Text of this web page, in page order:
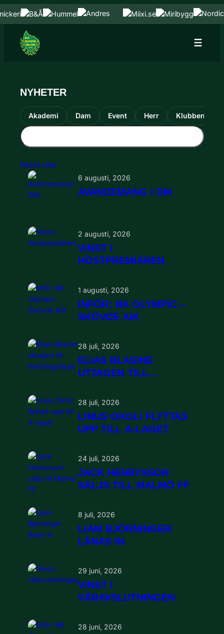
Hoppa till innehåll
Hoppa
till
innehåll
NYHETER
Akademi Dam Event Herr Klubben
Nästa sida
6 augusti, 2026
AVANCEMANG I DM
2 augusti, 2026
VINST I
HÖSTPREMIÄREN
1 augusti, 2026
INFÖR: BK OLYMPIC –
SKÖVDE AIK
28 juli, 2026
ELIAS BLASINE
UTTAGEN TILL
28 juli, 2026
LINUS OKOLI FLYTTAS
UPP TILL A-LAGET
24 juli, 2026
JACK HENRYSSON
SÄLJS TILL MALMÖ FF
8 juli, 2026
LIAM BJÖRNINGER
LÅNAS IN
29 juni, 2026
VINST I
VÅRAVSLUTNINGEN
28 juni, 2026